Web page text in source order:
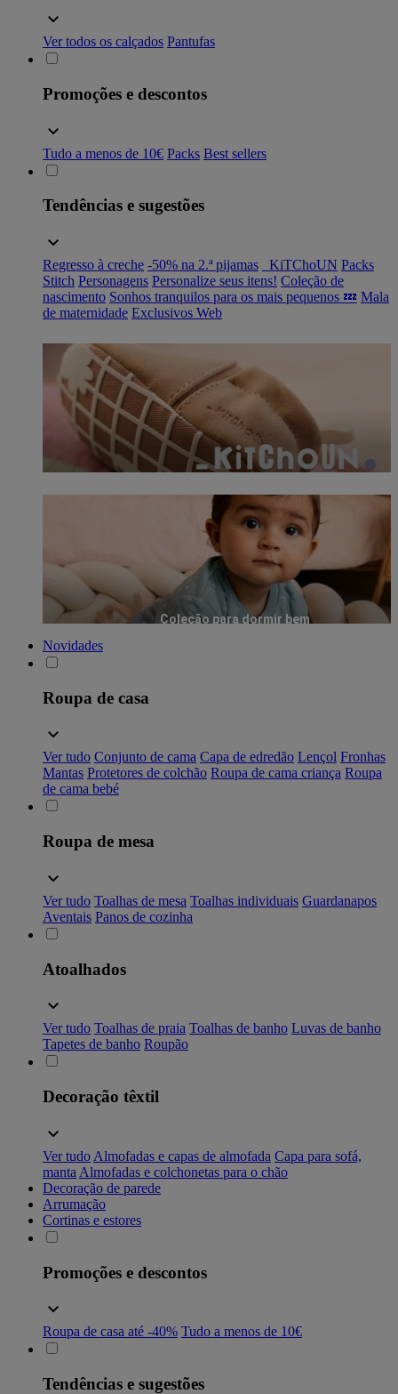
Ver todos os calçados Pantufas
Promoções e descontos
Tudo a menos de 10€ Packs Best sellers
Tendências e sugestões
Regresso à creche -50% na 2.ª pijamas _KiTChoUN Packs
Stitch Personagens Personalize seus itens! Coleção de
nascimento Sonhos tranquilos para os mais pequenos 💤 Mala
de maternidade Exclusivos Web
Coleção para dormir bem
Novidades
Roupa de casa
Ver tudo Conjunto de cama Capa de edredão Lençol Fronhas
Mantas Protetores de colchão Roupa de cama criança Roupa
de cama bebé
Roupa de mesa
Ver tudo Toalhas de mesa Toalhas individuais Guardanapos
Aventais Panos de cozinha
Atoalhados
Ver tudo Toalhas de praia Toalhas de banho Luvas de banho
Tapetes de banho Roupão
Decoração têxtil
Ver tudo Almofadas e capas de almofada Capa para sofá,
manta Almofadas e colchonetas para o chão
Decoração de parede
Arrumação
Cortinas e estores
Promoções e descontos
Roupa de casa até -40% Tudo a menos de 10€
Tendências e sugestões